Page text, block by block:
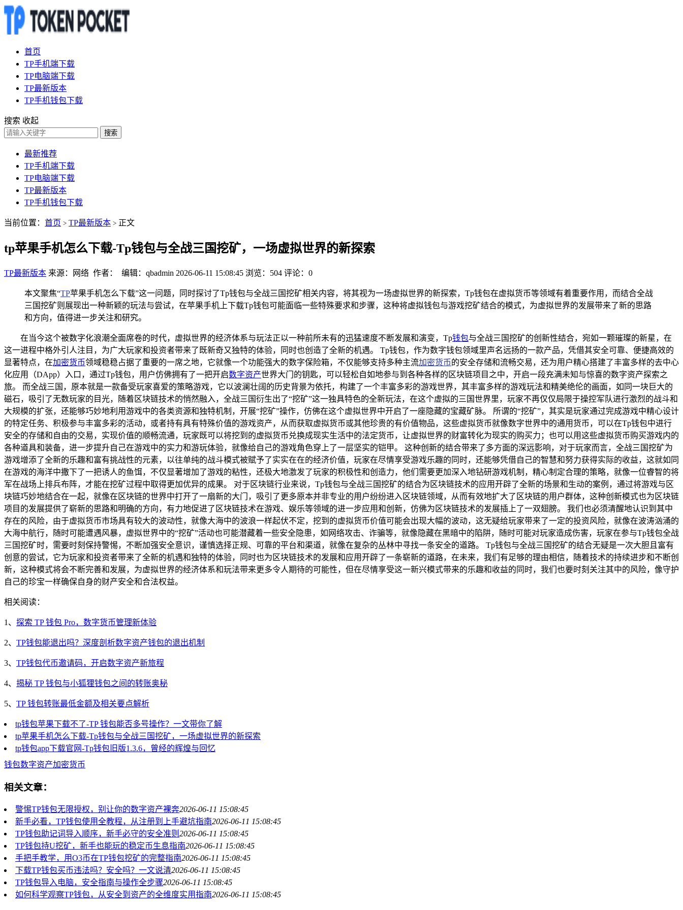
首页
TP手机端下载
TP电脑端下载
TP最新版本
TP手机钱包下载
搜索 收起
搜索
最新推荐
TP手机端下载
TP电脑端下载
TP最新版本
TP手机钱包下载
当前位置： 首页 > TP最新版本 > 正文
tp苹果手机怎么下载-Tp钱包与全战三国挖矿，一场虚拟世界的新探索
TP最新版本 来源：网络 作者： 编辑：qbadmin 2026-06-11 15:08:45 浏览：504 评论：0
本文聚焦“TP苹果手机怎么下载”这一问题，同时探讨了Tp钱包与全战三国挖矿相关内容，将其视为一场虚拟世界的新探索，Tp钱包在虚拟货币等领域有着重要作用，而结合全战
三国挖矿则展现出一种新颖的玩法与尝试，在苹果手机上下载Tp钱包可能面临一些特殊要求和步骤，这种将虚拟钱包与游戏挖矿结合的模式，为虚拟世界的发展带来了新的思路
和方向，值得进一步关注和研究。
在当今这个被数字化浪潮全面席卷的时代，虚拟世界的经济体系与玩法正以一种前所未有的迅猛速度不断发展和演变，Tp钱包与全战三国挖矿的创新性结合，宛如一颗璀璨的新星，在
这一进程中格外引人注目，为广大玩家和投资者带来了既新奇又独特的体验，同时也创造了全新的机遇。 Tp钱包，作为数字钱包领域里声名远扬的一款产品，凭借其安全可靠、便捷高效的
显著特点，在加密货币领域稳稳占据了重要的一席之地，它就像一个功能强大的数字保险箱，不仅能够支持多种主流加密货币的安全存储和流畅交易，还为用户精心搭建了丰富多样的去中心
化应用（DApp）入口，通过Tp钱包，用户仿佛拥有了一把开启数字资产世界大门的钥匙，可以轻松自如地参与到各种各样的区块链项目之中，开启一段充满未知与惊喜的数字资产探索之
旅。 而全战三国，原本就是一款备受玩家喜爱的策略游戏，它以波澜壮阔的历史背景为依托，构建了一个丰富多彩的游戏世界，其丰富多样的游戏玩法和精美绝伦的画面，如同一块巨大的
磁石，吸引了无数玩家的目光，随着区块链技术的悄然融入，全战三国衍生出了“挖矿”这一独具特色的全新玩法，在这个虚拟的三国世界里，玩家不再仅仅局限于操控军队进行激烈的战斗和
大规模的扩张，还能够巧妙地利用游戏中的各类资源和独特机制，开展“挖矿”操作，仿佛在这个虚拟世界中开启了一座隐藏的宝藏矿脉。 所谓的“挖矿”，其实是玩家通过完成游戏中精心设计
的特定任务、积极参与丰富多彩的活动，或者持有具有特殊价值的游戏资产，从而获取虚拟货币或其他珍贵的有价值物品，这些虚拟货币就像数字世界中的通用货币，可以在Tp钱包中进行
安全的存储和自由的交易，实现价值的顺畅流通，玩家既可以将挖到的虚拟货币兑换成现实生活中的法定货币，让虚拟世界的财富转化为现实的购买力；也可以用这些虚拟货币购买游戏内的
各种道具和装备，进一步提升自己在游戏中的实力和游玩体验，就像给自己的游戏角色穿上了一层坚实的铠甲。 这种创新的结合带来了多方面的深远影响，对于玩家而言，全战三国挖矿为
游戏增添了全新的乐趣和富有挑战性的元素，以往单纯的战斗模式被赋予了实实在在的经济价值，玩家在尽情享受游戏乐趣的同时，还能够凭借自己的智慧和努力获得实际的收益，这就如同
在游戏的海洋中撒下了一把诱人的鱼饵，不仅显著增加了游戏的粘性，还极大地激发了玩家的积极性和创造力，他们需要更加深入地钻研游戏机制，精心制定合理的策略，就像一位睿智的将
军在战场上排兵布阵，才能在挖矿过程中取得更加优异的成果。 对于区块链行业来说，Tp钱包与全战三国挖矿的结合为区块链技术的应用开辟了全新的场景和生动的案例，通过将游戏与区
块链巧妙地结合在一起，就像在区块链的世界中打开了一扇新的大门，吸引了更多原本并非专业的用户纷纷进入区块链领域，从而有效地扩大了区块链的用户群体，这种创新模式也为区块链
项目的发展提供了崭新的思路和明确的方向，有力地促进了区块链技术在游戏、娱乐等领域的进一步应用和创新，仿佛为区块链技术的发展插上了一双翅膀。 我们也必须清醒地认识到其中
存在的风险，由于虚拟货币市场具有较大的波动性，就像大海中的波浪一样起伏不定，挖到的虚拟货币价值可能会出现大幅的波动，这无疑给玩家带来了一定的投资风险，就像在波涛汹涌的
大海中航行，随时可能遭遇风暴，虚拟世界中的“挖矿”活动也可能潜藏着一些安全隐患，如网络攻击、诈骗等，就像隐藏在黑暗中的陷阱，随时可能对玩家造成伤害，玩家在参与Tp钱包全战
三国挖矿时，需要时刻保持警惕，不断加强安全意识，谨慎选择正规、可靠的平台和渠道，就像在复杂的丛林中寻找一条安全的道路。 Tp钱包与全战三国挖矿的结合无疑是一次大胆且富有
创意的尝试，它为玩家和投资者带来了全新的机遇和独特的体验，同时也为区块链技术的发展和应用开辟了一条崭新的道路，在未来，我们有足够的理由相信，随着技术的持续进步和不断创
新，这种模式将会不断完善和发展，为虚拟世界的经济体系和玩法带来更多令人期待的可能性，但在尽情享受这一新兴模式带来的乐趣和收益的同时，我们也要时刻关注其中的风险，像守护
自己的珍宝一样确保自身的财产安全和合法权益。
相关阅读：
1、 探索 TP 钱包 Pro，数字货币管理新体验
2、 TP钱包能退出吗？深度剖析数字资产钱包的退出机制
3、 TP钱包代币邀请码，开启数字资产新旅程
4、 揭秘 TP 钱包与小狐狸钱包之间的转账奥秘
5、 TP 钱包转账最低金额及相关要点解析
tp钱包苹果下载不了-TP 钱包能否多号操作？一文带你了解
tp苹果手机怎么下载-Tp钱包与全战三国挖矿，一场虚拟世界的新探索
tp钱包app下载官网-Tp钱包旧版1.3.6，曾经的辉煌与回忆
钱包数字资产加密货币
相关文章：
警惕TP钱包无限授权，别让你的数字资产裸奔2026-06-11 15:08:45
新手必看，TP钱包使用全教程，从注册到上手避坑指南2026-06-11 15:08:45
TP钱包助记词导入顺序，新手必守的安全准则 2026-06-11 15:08:45
TP钱包持U挖矿，新手也能玩的稳定币生息指南2026-06-11 15:08:45
手把手教学，用O3币在TP钱包挖矿的完整指南2026-06-11 15:08:45
下载TP钱包买币违法吗？安全吗？一文说清2026-06-11 15:08:45
TP钱包导入电脑，安全指南与操作全步骤2026-06-11 15:08:45
如何科学观察TP钱包，从安全到资产的全维度实用指南2026-06-11 15:08:45